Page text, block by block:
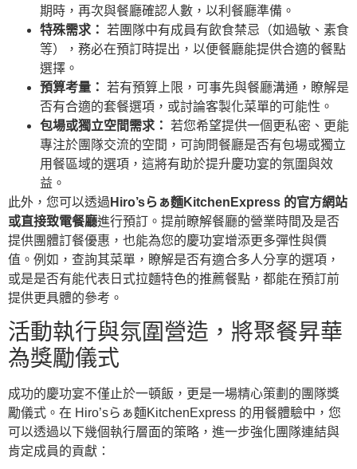
期時，再次與餐廳確認人數，以利餐廳準備。
特殊需求： 若團隊中有成員有飲食禁忌（如過敏、素食
等），務必在預訂時提出，以便餐廳能提供合適的餐點
選擇。
預算考量： 若有預算上限，可事先與餐廳溝通，瞭解是
否有合適的套餐選項，或討論客製化菜單的可能性。
包場或獨立空間需求： 若您希望提供一個更私密、更能
專注於團隊交流的空間，可詢問餐廳是否有包場或獨立
用餐區域的選項，這將有助於提升慶功宴的氛圍與效
益。
此外，您可以透過 Hiro’sらぁ麵KitchenExpress 的官方網站
或直接致電餐廳進行預訂。提前瞭解餐廳的營業時間及是否
提供團體訂餐優惠，也能為您的慶功宴增添更多彈性與價
值。例如，查詢其菜單，瞭解是否有適合多人分享的選項，
或是是否有能代表日式拉麵特色的推薦餐點，都能在預訂前
提供更具體的參考。
活動執行與氛圍營造，將聚餐昇華
為獎勵儀式
成功的慶功宴不僅止於一頓飯，更是一場精心策劃的團隊獎
勵儀式。在 Hiro’sらぁ麵KitchenExpress 的用餐體驗中，您
可以透過以下幾個執行層面的策略，進一步強化團隊連結與
肯定成員的貢獻：